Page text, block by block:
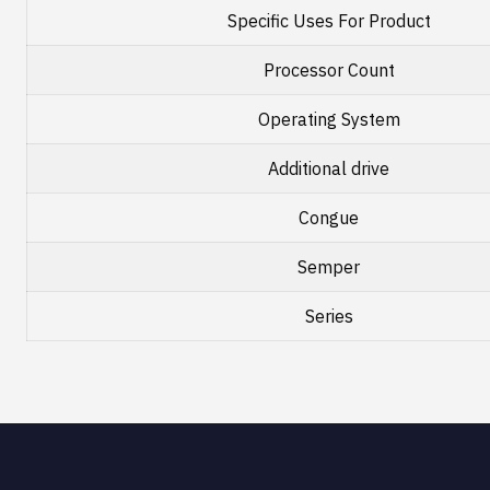
Specific Uses For Product
Processor Count
Operating System
Additional drive
Congue
Semper
Series